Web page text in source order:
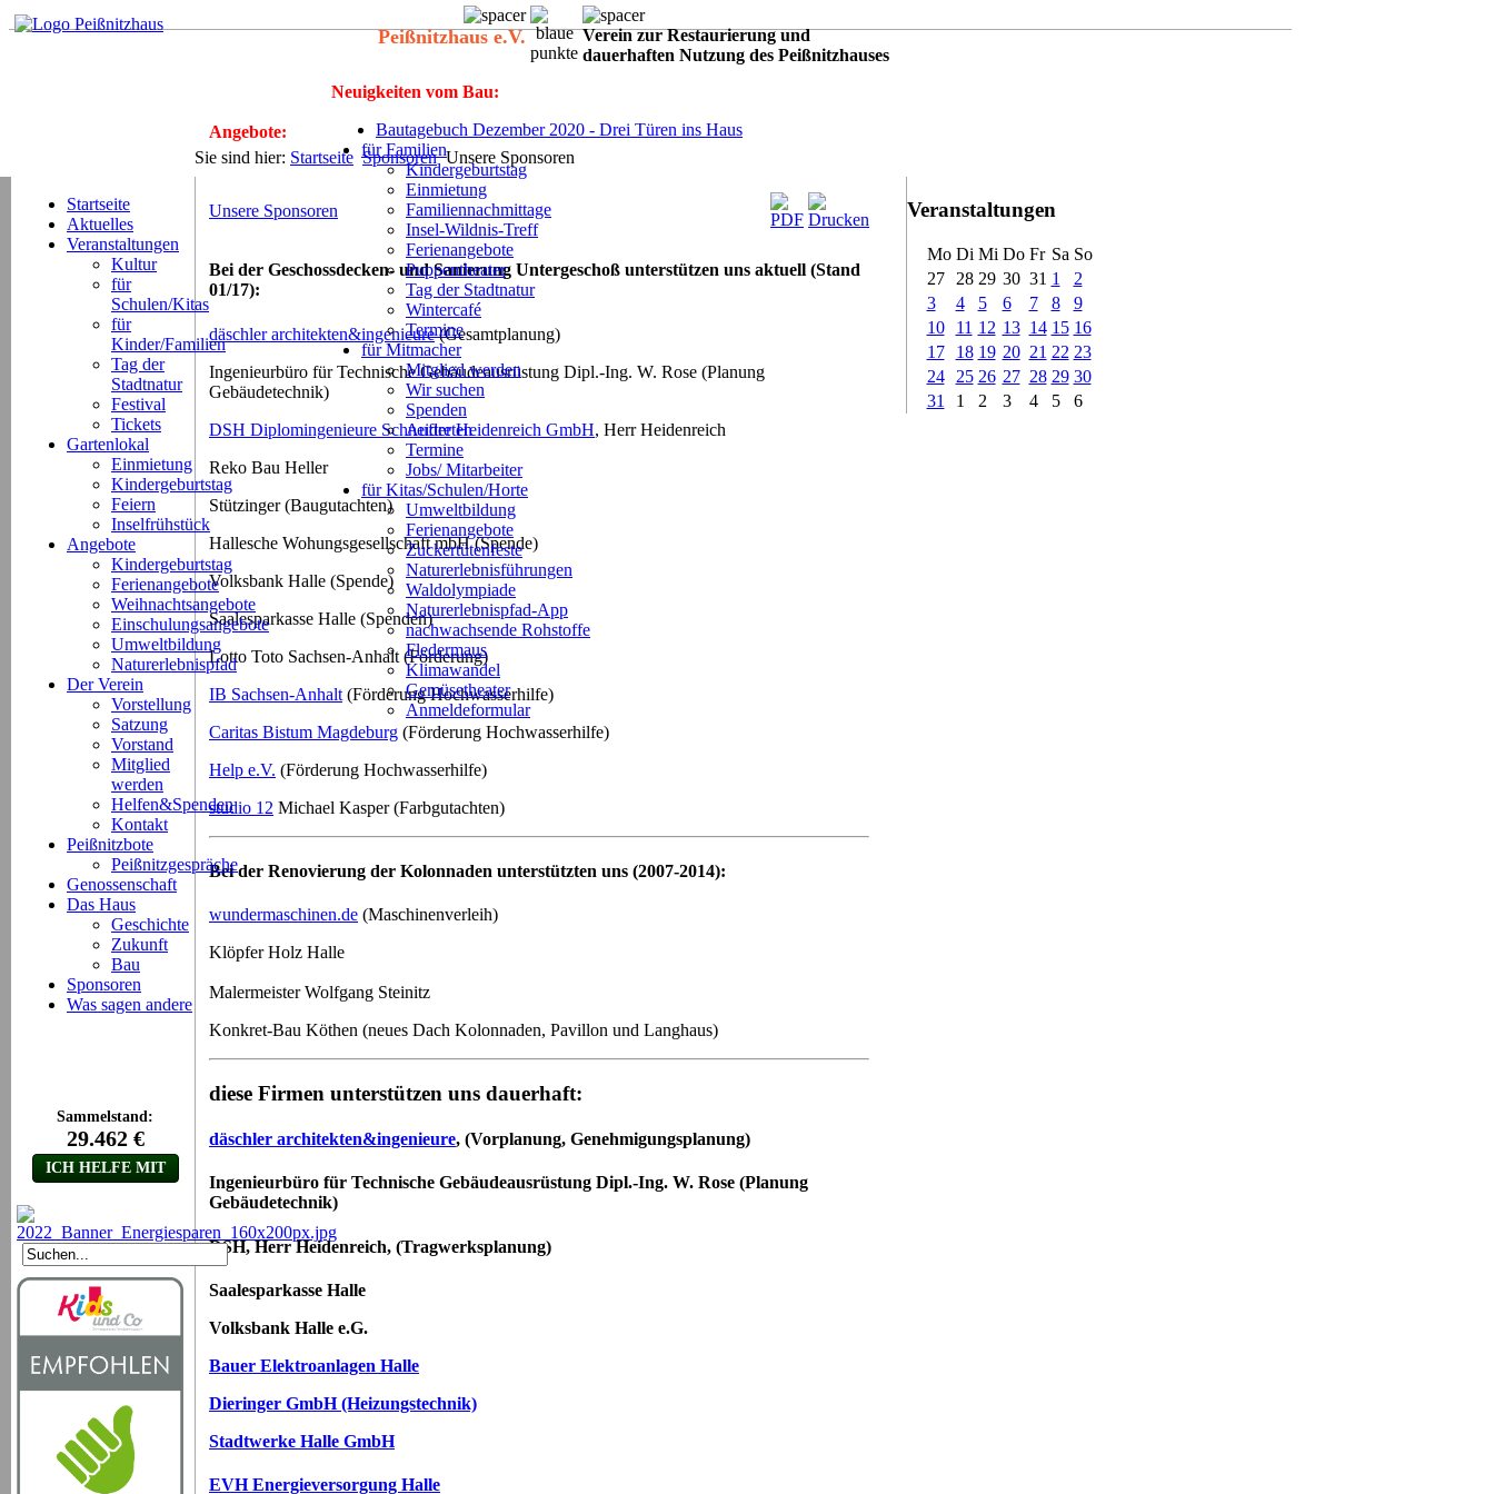
Peißnitzhaus e.V.
Verein zur Restaurierung und
dauerhaften Nutzung des Peißnitzhauses
Neuigkeiten vom Bau:
Bautagebuch Dezember 2020 - Drei Türen ins Haus
für Familien
Kindergeburtstag
Einmietung
Familiennachmittage
Insel-Wildnis-Treff
Ferienangebote
Puppentheater
Tag der Stadtnatur
Wintercafé
Termine
für Mitmacher
Mitglied werden
Wir suchen
Spenden
Auftreten
Termine
Jobs/ Mitarbeiter
für Kitas/Schulen/Horte
Umweltbildung
Ferienangebote
Zuckertütenfeste
Naturerlebnisführungen
Waldolympiade
Naturerlebnispfad-App
nachwachsende Rohstoffe
Fledermaus
Klimawandel
Gemüsetheater
Anmeldeformular
Angebote:
Sie sind hier: Startseite Sponsoren Unsere Sponsoren
Startseite
Aktuelles
Veranstaltungen
Kultur
für
Schulen/Kitas
für
Kinder/Familien
Tag der
Stadtnatur
Festival
Tickets
Gartenlokal
Einmietung
Kindergeburtstag
Feiern
Inselfrühstück
Angebote
Kindergeburtstag
Ferienangebote
Weihnachtsangebote
Einschulungsangebote
Umweltbildung
Naturerlebnispfad
Der Verein
Vorstellung
Satzung
Vorstand
Mitglied
werden
Helfen&Spenden
Kontakt
Peißnitzbote
Peißnitzgespräche
Genossenschaft
Das Haus
Geschichte
Zukunft
Bau
Sponsoren
Was sagen andere
Veranstaltungen
Mo Di Mi Do Fr Sa So
27
28 29 30 31 1
2
3
4 5 6 7 8
9
10
11 12 13 14 15 16
17
18 19 20 21 22 23
24
25 26 27 28 29 30
31
1 2 3 4 5 6
Unsere Sponsoren
Bei der Geschossdecken- und Sanierung Untergeschoß unterstützen uns aktuell (Stand
01/17):
däschler architekten&ingenieure(Gesamtplanung)
Ingenieurbüro für Technische Gebäudeausrüstung Dipl.-Ing. W. Rose (Planung
Gebäudetechnik)
DSH Diplomingenieure Schneider Heidenreich GmbH, Herr Heidenreich
Reko Bau Heller
Stützinger (Baugutachten)
Hallesche Wohungsgesellschaft mbH (Spende)
Volksbank Halle (Spende)
Saalesparkasse Halle (Spenden)
Lotto Toto Sachsen-Anhalt (Förderung)
IB Sachsen-Anhalt (Förderung Hochwasserhilfe)
Caritas Bistum Magdeburg (Förderung Hochwasserhilfe)
Help e.V. (Förderung Hochwasserhilfe)
studio 12 Michael Kasper (Farbgutachten)
Bei der Renovierung der Kolonnaden unterstützten uns (2007-2014):
wundermaschinen.de (Maschinenverleih)
Klöpfer Holz Halle
Malermeister Wolfgang Steinitz
Konkret-Bau Köthen (neues Dach Kolonnaden, Pavillon und Langhaus)
diese Firmen unterstützen uns dauerhaft:
däschler architekten&ingenieure, (Vorplanung, Genehmigungsplanung)
Ingenieurbüro für Technische Gebäudeausrüstung Dipl.-Ing. W. Rose (Planung
Gebäudetechnik)
DSH, Herr Heidenreich, (Tragwerksplanung)
Saalesparkasse Halle
Volksbank Halle e.G.
Bauer Elektroanlagen Halle
Dieringer GmbH (Heizungstechnik)
Stadtwerke Halle GmbH
EVH Energieversorgung Halle